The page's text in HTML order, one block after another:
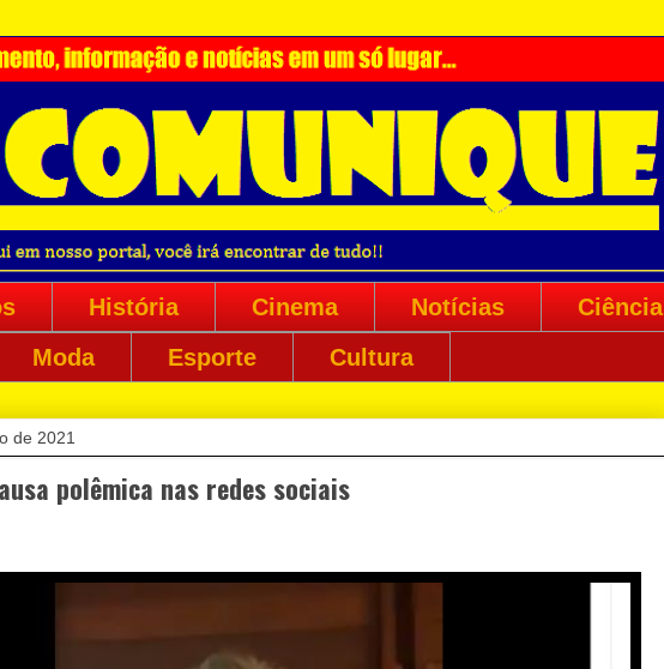
História Cinema Notícias Ciência
Moda Esporte Cultura
de 2021
polêmica nas redes sociais